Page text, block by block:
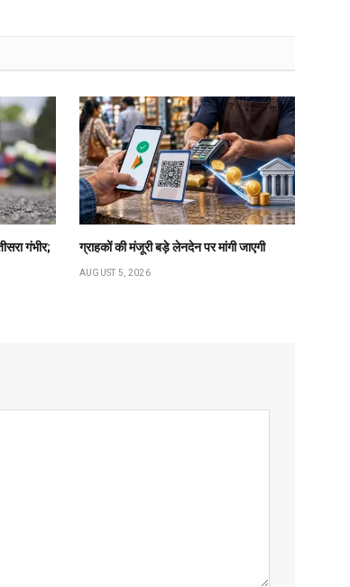
गंभीर;
ग्राहकों की मंजूरी बड़े लेनदेन पर मांगी जाएगी
AUGUST 5, 2026